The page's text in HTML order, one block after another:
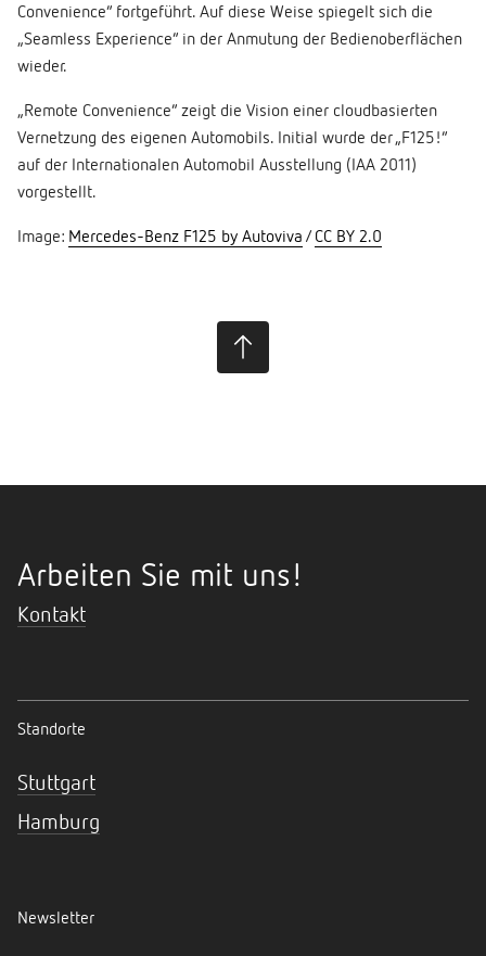
Convenience“ fortgeführt. Auf diese Weise spiegelt sich die
„Seamless Experience“ in der Anmutung der Bedienoberflächen
wieder.
„Remote Convenience“ zeigt die Vision einer cloudbasierten
Vernetzung des eigenen Automobils. Initial wurde der „F125!“
auf der Internationalen Automobil Ausstellung (IAA 2011)
vorgestellt.
Image: Mercedes-Benz F125 by Autoviva / CC BY 2.0
Arbeiten Sie mit uns!
Kontakt
Standorte
Stuttgart
Hamburg
Newsletter